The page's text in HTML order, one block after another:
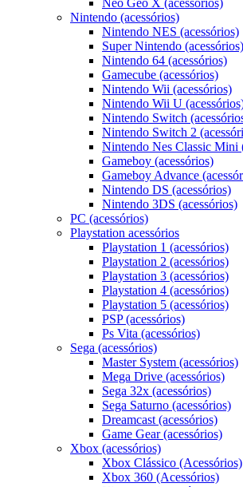
Nintendo (acessórios)
Nintendo NES (acessórios)
Super Nintendo (acessórios)
Nintendo 64 (acessórios)
Gamecube (acessórios)
Nintendo Wii (acessórios)
Nintendo Wii U
Nintendo Switch
Nintendo Switch 2
Nintendo Nes Classic Mini
Gameboy (acessórios)
Gameboy Advance
Nintendo DS (acessórios)
Nintendo 3DS (acessórios)
PC (acessórios)
Playstation acessórios
Playstation 1 (acessórios)
Playstation 2 (acessórios)
Playstation 3 (acessórios)
Playstation 4 (acessórios)
Playstation 5 (acessórios)
PSP (acessórios)
Ps Vita (acessórios)
Sega (acessórios)
Master System (acessórios)
Mega Drive (acessórios)
Sega 32x (acessórios)
Sega Saturno (acessórios)
Dreamcast (acessórios)
Game Gear (acessórios)
Xbox (acessórios)
Xbox Clássico (Acessórios)
Xbox 360 (Acessórios)